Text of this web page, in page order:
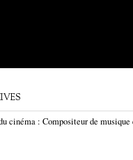
cinéma : Compositeur de